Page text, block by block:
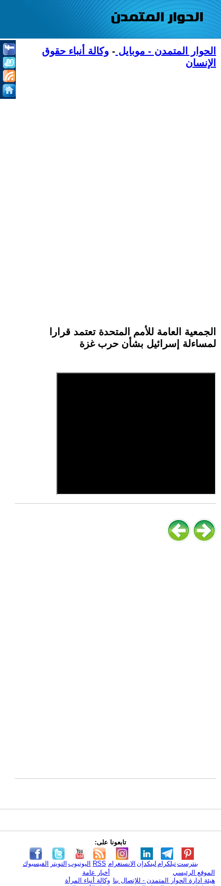
الحوار المتمدن - موبايل - وكالة أنباء حقوق
الإنسان
الجمعية العامة للأمم المتحدة تعتمد قرارا
لمساءلة إسرائيل بشأن حرب غزة
تابعونا على:
الفيسبوك التويتر اليوتيوب RSS الانستغرام لينكدإن تيلكرامبنترست
الموقع الرئيسي
هيئة ادارة الحوار المتمدن - للإتصال بنا
أخبار عامة
وكالة أنباء المرأة